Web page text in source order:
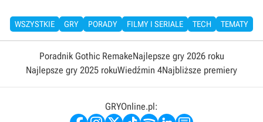
WSZYSTKIE GRY PORADY FILMY I SERIALE TECH TEMATY
Poradnik Gothic RemakeNajlepsze gry 2026 roku
Najlepsze gry 2025 rokuWiedźmin 4Najbliższe premiery
GRYOnline.pl: